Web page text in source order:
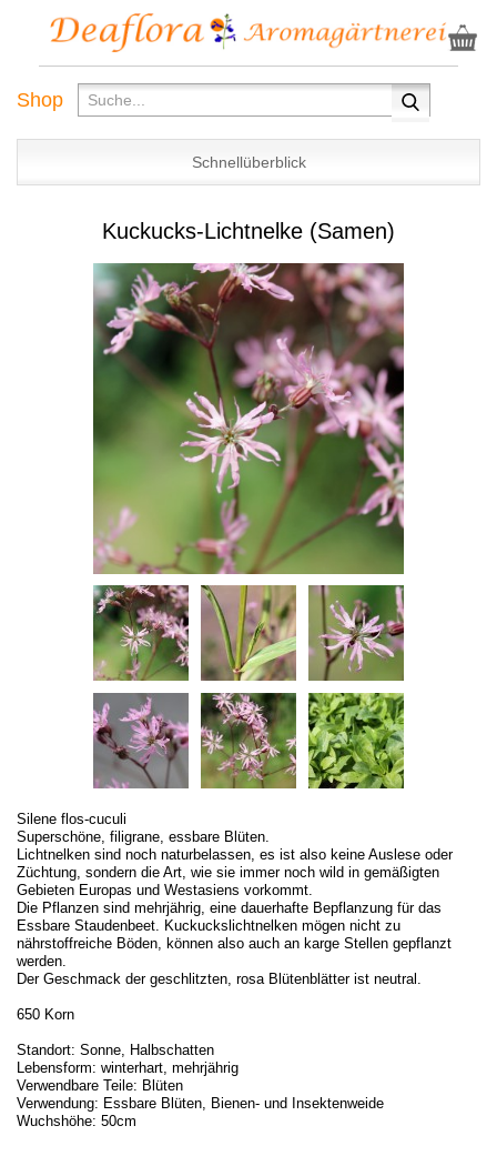
Shop
Schnellüberblick
Kuckucks-Lichtnelke (Samen)
Silene flos-cuculi
Superschöne, filigrane, essbare Blüten.
Lichtnelken sind noch naturbelassen, es ist also keine Auslese oder
Züchtung, sondern die Art, wie sie immer noch wild in gemäßigten
Gebieten Europas und Westasiens vorkommt.
Die Pflanzen sind mehrjährig, eine dauerhafte Bepflanzung für das
Essbare Staudenbeet. Kuckuckslichtnelken mögen nicht zu
nährstoffreiche Böden, können also auch an karge Stellen gepflanzt
werden.
Der Geschmack der geschlitzten, rosa Blütenblätter ist neutral.
650 Korn
Standort: Sonne, Halbschatten
Lebensform: winterhart, mehrjährig
Verwendbare Teile: Blüten
Verwendung: Essbare Blüten, Bienen- und Insektenweide
Wuchshöhe: 50cm